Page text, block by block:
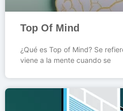
Top Of Mind
¿Qué es Top of Mind? Se
viene a la mente cuando se